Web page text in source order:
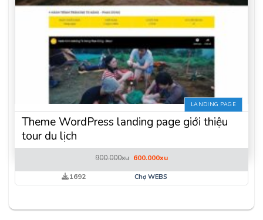
LANDING PAGE
Theme WordPress landing page giới thiệu
tour du lịch
900.000xu Giá
là:
900.000xu.
600.000xuGiá
tại
1692 Chợ WEBS